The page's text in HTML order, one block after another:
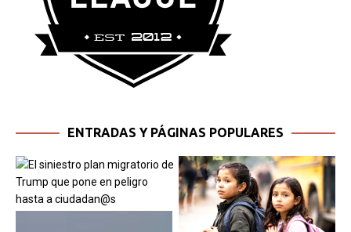
ENTRADAS Y PÁGINAS POPULARES